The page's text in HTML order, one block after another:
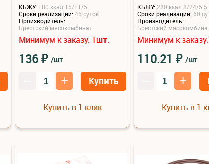
КБЖУ: 180 ккал 15/11/5
Сроки реализации:45 суток
Производитель:
Брестский мясокомбинат
Минимум к заказу: 1шт.
136₽ /шт
+ Купить
Купить в 1 клик
КБЖУ: 280 ккал 8/24/5.5
Сроки реализации: 60
Производитель:
Брестский
Минимум к заказу:
110.21 ₽ /шт
+
Купить в 1